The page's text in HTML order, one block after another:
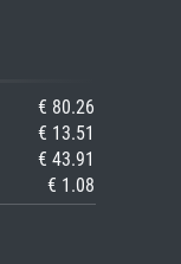
€ 80.26
€ 13.51
€ 43.91
€ 1.08